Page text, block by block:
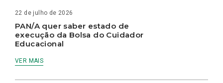
22 de julho de 2026
PAN/A quer saber estado de
execução da Bolsa do Cuidador
Educacional
VER MAIS